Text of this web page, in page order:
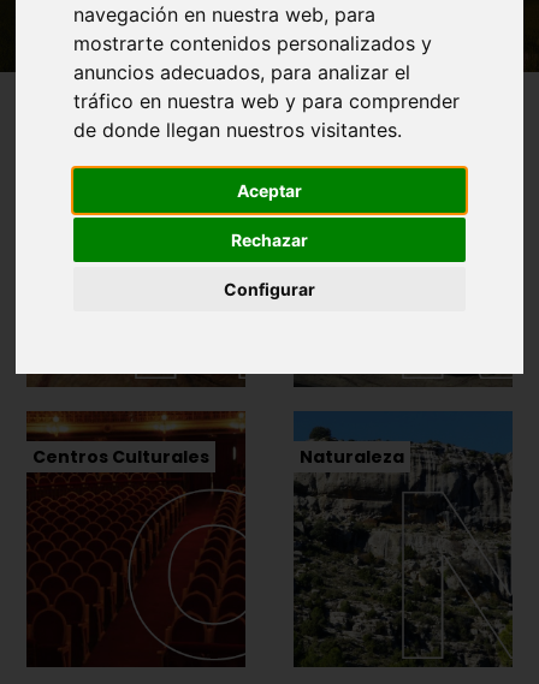
navegación en nuestra web, para
mostrarte contenidos personalizados y
anuncios adecuados, para analizar el
tráfico en nuestra web y para comprender
de donde llegan nuestros visitantes.
Aceptar
Rechazar
Configurar
Historia
Centros Culturales Naturaleza